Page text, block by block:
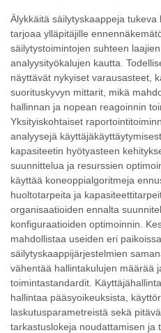
Älykkäitä säilytyskaappeja
tarjoaa ylläpitäjille
säilytystoimintojen suhteen
analyysityökalujen kautta.
näyttävät nykyiset varausasteet,
suorituskyvyn mittarit, mikä
hallinnan ja nopean reagoinnin
Yksityiskohtaiset
analyysejä
kapasiteetin hyötyasteen
suunnittelua ja resurssien
käyttää koneoppialgoritmeja
huoltotarpeita ja
organisaatioiden ennalta
konfiguraatioiden optimoinnin.
mahdollistaa useiden eri
säilytyskaappijärjestelmien
vähentää hallintakulujen määrää
toimintastandardit.
hallintaa pääsyoikeuksista,
laskutusparametreistä sekä
tarkastuslokeja noudattamisen ja